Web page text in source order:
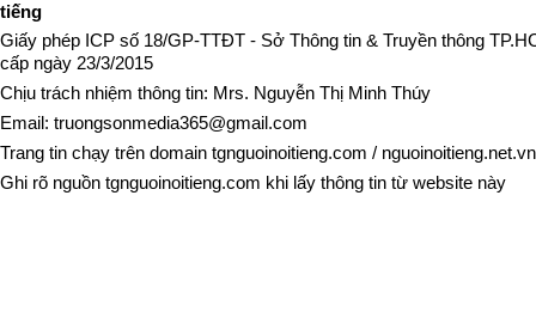
tiếng
Giấy phép ICP số 18/GP-TTĐT - Sở Thông tin & Truyền thông
cấp ngày 23/3/2015
Chịu trách nhiệm thông tin: Mrs. Nguyễn Thị Minh Thúy
Email: truongsonmedia365@gmail.com
Trang tin chạy trên domain tgnguoinoitieng.com / nguoinoitieng.net.vn
Ghi rõ nguồn tgnguoinoitieng.com khi lấy thông tin từ website này